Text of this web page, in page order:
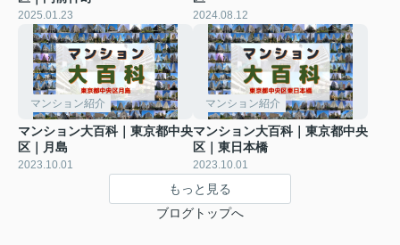
2025.01.23 2024.08.12
マンション紹介
マンション大百科｜東京都中央
区｜月島
2023.10.01
マンション紹介
マンション大百科｜東京都中央
区｜東日本橋
2023.10.01
もっと見る
ブログトップへ